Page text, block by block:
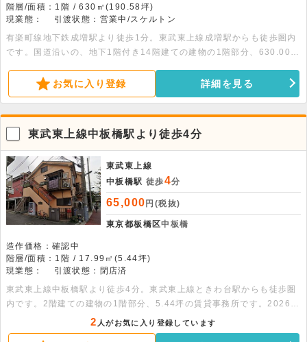
階層/面積：1階 / 630㎡(190.58坪)
現業態：
引渡状態：営業中/スケルトン
有楽町線地下鉄成増駅より徒歩1分。東武東上線成増駅からも徒歩圏内
です。国道沿いの、地下1階付き14階建ての建物の1階部分、630.00平
す。スケルトンの為、自由なレイアウトが可能です。
お気に入り登録 詳細を見る
東武東上線中板橋駅より徒歩4分
東武東上線
中板橋駅 徒歩4分
65,000 円(税抜)
東京都板橋区中板橋
造作価格：確認中
階層/面積：1階 / 17.99㎡(5.44坪)
現業態：
引渡状態：閉店済
東武東上線中板橋駅より徒歩4分。東武東上線ときわ台駅からも徒歩圏
内です。2階建ての建物の1階部分、5.44坪の賃貸事務所です。2026年
にフルリフォーム済です。事務所利用可能です。
2 人がお気に入り登録しています